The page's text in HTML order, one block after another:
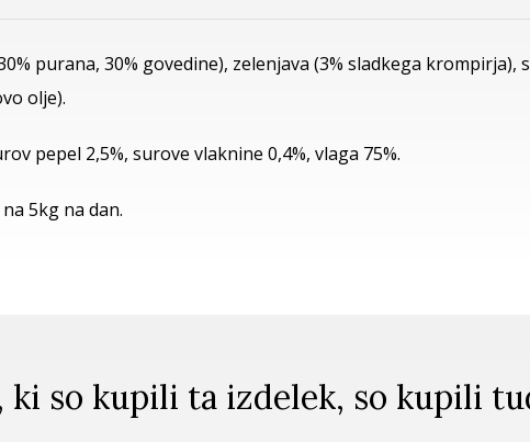
purana, 30% govedine), zelenjava (3% sladkega krompirja),
olje).
pepel 2,5%, surove vlaknine 0,4%, vlaga 75%.
5kg na dan.
ki so kupili ta izdelek, so kupili